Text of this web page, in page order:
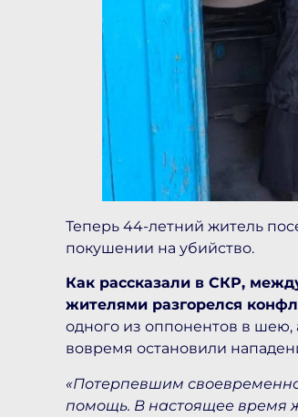
Теперь 44-летний житель
покушении на убийство.
Как рассказали в СКР,
жителями разгорелся
одного из оппонентов в шею,
вовремя остановили
«Потерпевшим
помощь. В настоящее время